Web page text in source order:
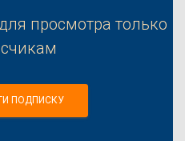
просмотра только
ПОДПИСКУ